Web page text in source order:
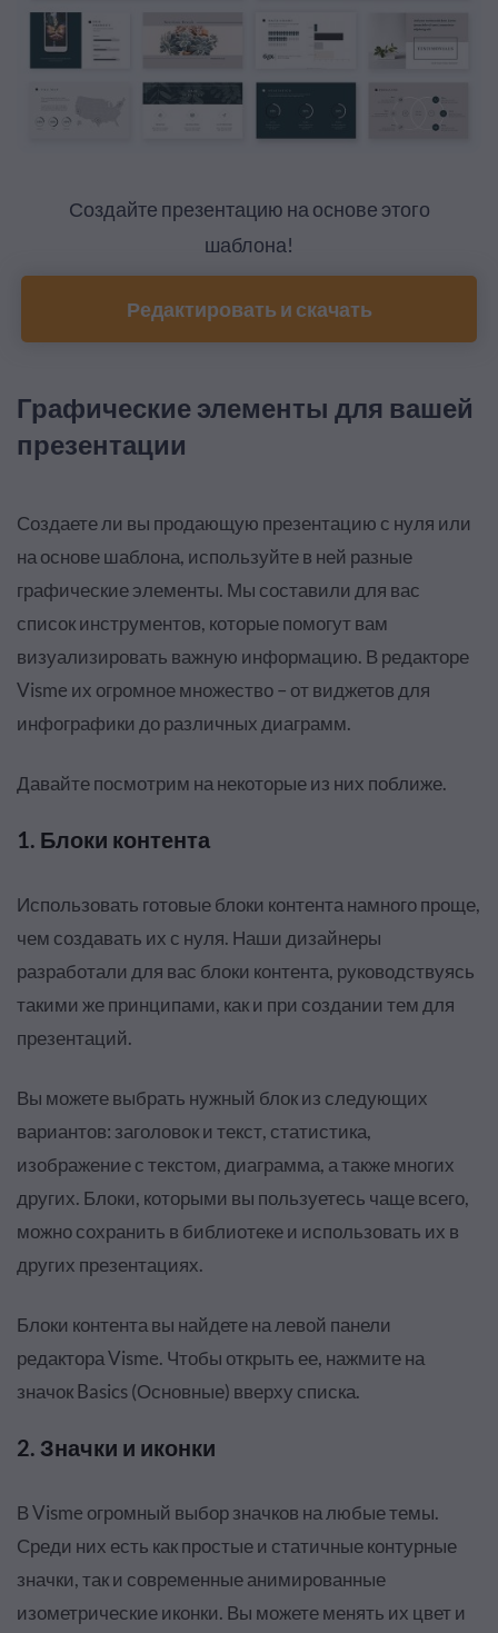
Создайте презентацию на основе этого
шаблона!
Редактировать и скачать
Графические элементы для вашей
презентации
Создаете ли вы продающую презентацию с нуля или
на основе шаблона, используйте в ней разные
графические элементы. Мы составили для вас
список инструментов, которые помогут вам
визуализировать важную информацию. В редакторе
Visme их огромное множество – от виджетов для
инфографики до различных диаграмм.
Давайте посмотрим на некоторые из них поближе.
1. Блоки контента
Использовать готовые блоки контента намного проще,
чем создавать их с нуля. Наши дизайнеры
разработали для вас блоки контента, руководствуясь
такими же принципами, как и при создании тем для
презентаций.
Вы можете выбрать нужный блок из следующих
вариантов: заголовок и текст, статистика,
изображение с текстом, диаграмма, а также многих
других. Блоки, которыми вы пользуетесь чаще всего,
можно сохранить в библиотеке и использовать их в
других презентациях.
Блоки контента вы найдете на левой панели
редактора Visme. Чтобы открыть ее, нажмите на
значок Basics (Основные) вверху списка.
2. Значки и иконки
В Visme огромный выбор значков на любые темы.
Среди них есть как простые и статичные контурные
значки, так и современные анимированные
изометрические иконки. Вы можете менять их цвет и